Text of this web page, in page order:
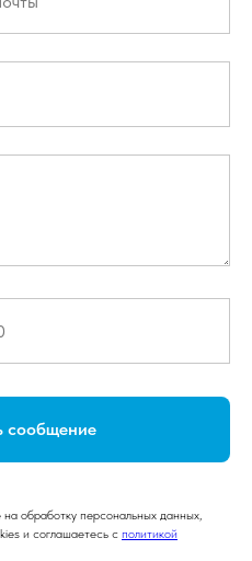
сообщение
обработку персональных данных,
и соглашаетесь c политикой